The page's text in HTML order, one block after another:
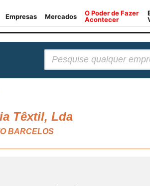
Têxtil, Lda
BARCELOS